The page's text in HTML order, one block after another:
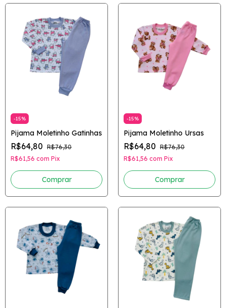
-15%
Pijama Moletinho Gatinhas
R$64,80 R$76,30
R$61,56 com Pix
Comprar
-15%
Pijama Moletinho Ursas
R$64,80 R$76,30
R$61,56 com Pix
Comprar